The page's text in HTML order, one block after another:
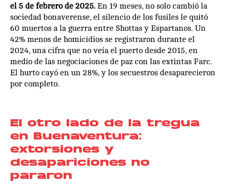
el 5 de febrero de 2025. En 19 meses, no solo cambió la
sociedad bonaverense, el silencio de los fusiles le quitó
60 muertos a la guerra entre Shottas y Espartanos. Un
42% menos de homicidios se registraron durante el
2024, una cifra que no veía el puerto desde 2015, en
medio de las negociaciones de paz con las extintas Farc.
El hurto cayó en un 28%, y los secuestros desaparecieron
por completo.
El otro lado de la tregua
en Buenaventura:
extorsiones y
desapariciones no
pararon